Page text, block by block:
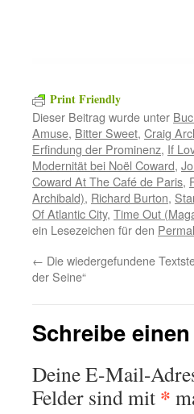
Print Friendly
Dieser Beitrag wurde unter
Amuse, Bitter Sweet, Craig
Erfindung der Prominenz, If
Modernität bei Noël Coward,
Coward At The Café de Paris,
Archibald), Richard Burton,
Of Atlantic City, Time Out
ein Lesezeichen für den
← Die wiedergefundene
der Seine“
Schreibe
Deine E-Mail-
Felder sind mit *